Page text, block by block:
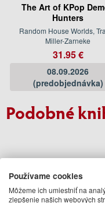
The Art of KPop
Hunters
Random House Worlds,
Miller-Zarneke
31.95 €
08.09.2026
(predobjednávka)
Podobné
Používame cookies
Môžeme ich umiestniť na
zlepšenie našich webových